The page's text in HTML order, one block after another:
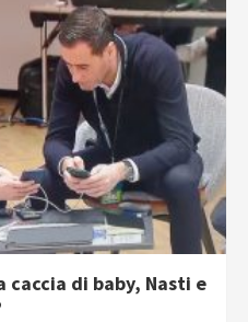
caccia di baby, Nasti e